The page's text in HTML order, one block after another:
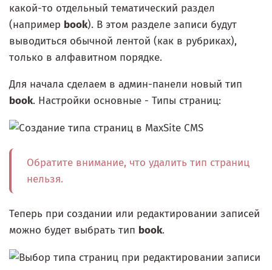
какой-то отдельный тематический раздел
(например book). В этом разделе записи будут
выводиться обычной лентой (как в рубриках),
только в алфавитном порядке.
Для начала сделаем в админ-панели новый тип
book. Настройки основные - Типы страниц:
Обратите внимание, что удалить тип страниц
нельзя.
Теперь при создании или редактировании записей
можно будет выбрать тип book.